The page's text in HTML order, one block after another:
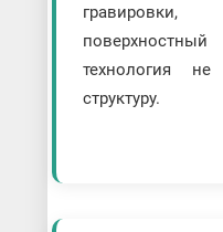
гравировки,
технология
структуру.